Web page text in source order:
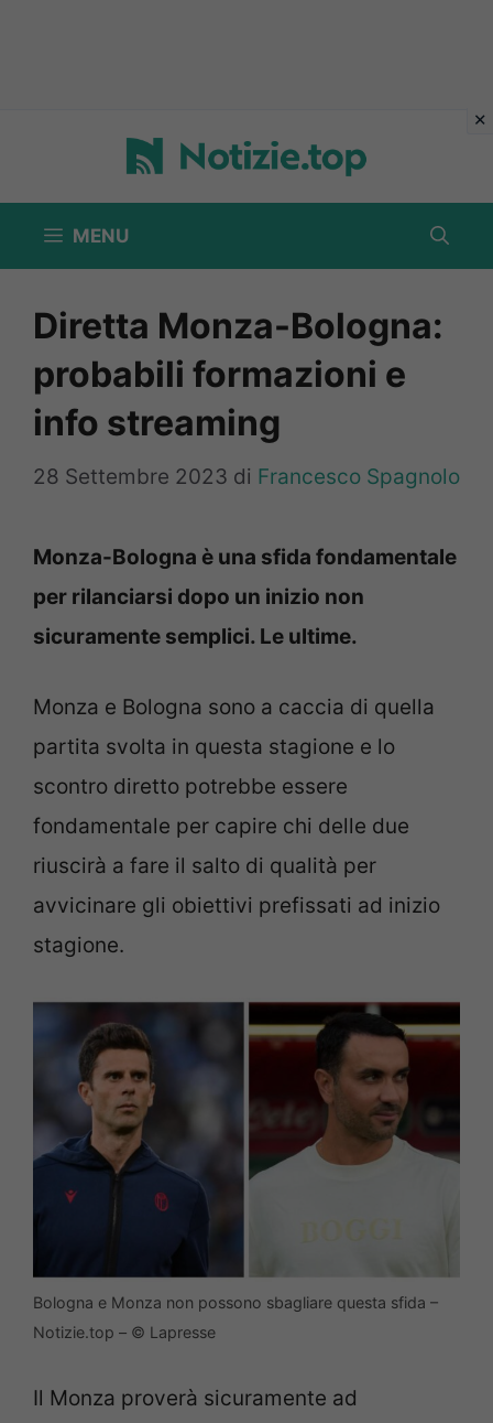
contenuto
MENU
Diretta Monza-Bologna:
probabili formazioni e
info streaming
28 Settembre 2023 di Francesco Spagnolo
Monza-Bologna è una sfida fondamentale
per rilanciarsi dopo un inizio non
sicuramente semplici. Le ultime.
Monza e Bologna sono a caccia di quella
partita svolta in questa stagione e lo
scontro diretto potrebbe essere
fondamentale per capire chi delle due
riuscirà a fare il salto di qualità per
avvicinare gli obiettivi prefissati ad inizio
stagione.
Bologna e Monza non possono sbagliare questa sfida –
Notizie.top – © Lapresse
Il Monza proverà sicuramente ad